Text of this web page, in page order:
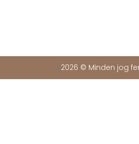
2026 © Minden jog